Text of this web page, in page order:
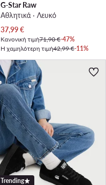
G-Star Raw
Αθλητικά · Λευκό
Τρέχουσα τιμή
37,99€
Κανονική τιμή71,90 €-47%
Η χαμηλότερη τιμή42,99 €-11%
Trending